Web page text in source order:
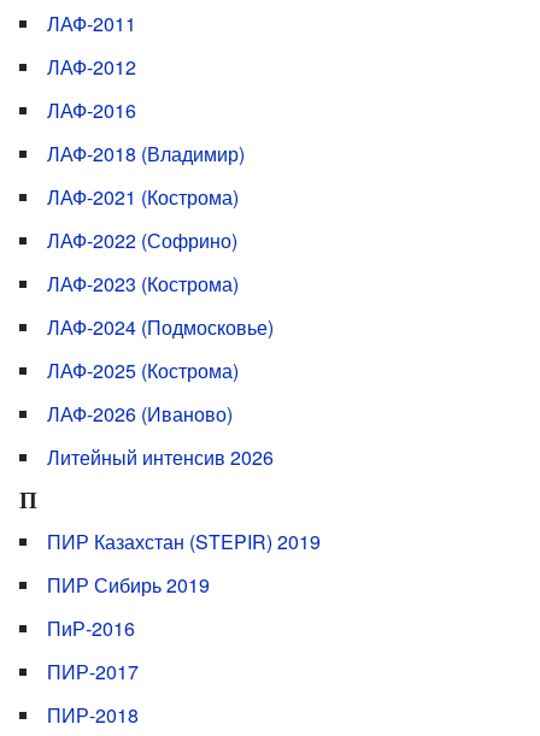
ЛАФ-2011
ЛАФ-2012
ЛАФ-2016
ЛАФ-2018 (Владимир)
ЛАФ-2021 (Кострома)
ЛАФ-2022 (Софрино)
ЛАФ-2023 (Кострома)
ЛАФ-2024 (Подмосковье)
ЛАФ-2025 (Кострома)
ЛАФ-2026 (Иваново)
Литейный интенсив 2026
П
ПИР Казахстан (STEPIR) 2019
ПИР Сибирь 2019
ПиР-2016
ПИР-2017
ПИР-2018